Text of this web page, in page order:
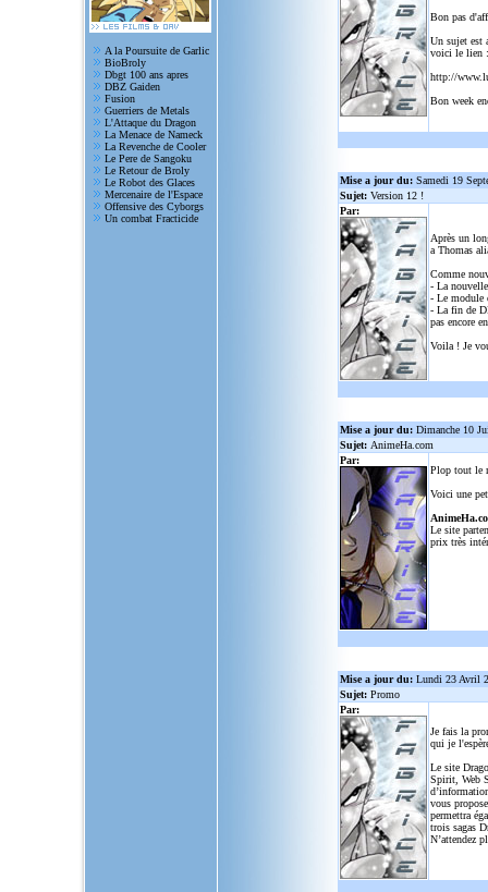
A la Poursuite de Garlic
BioBroly
Dbgt 100 ans apres
DBZ Gaiden
Fusion
Guerriers de Metals
L'Attaque du Dragon
La Menace de Nameck
La Revenche de Cooler
Le Pere de Sangoku
Le Retour de Broly
Le Robot des Glaces
Mercenaire de l'Espace
Offensive des Cyborgs
Un combat Fracticide
Bon pas
Un sujet est
voici le lien :
http://
Bon week
Mise a jour du: Samedi 19
Sujet: Version 12 !
Par:
Après un
a Thomas
Comme
- La
- Le module
- La fin de
pas encore
Voila ! Je
Mise a jour du: Dimanche 10
Sujet: AnimeHa.com
Par:
Plop tout le
Voici une
Le site
prix très
Mise a jour du: Lundi 23 Avril
Sujet: Promo
Par:
Je fais la
qui je
Le site
Spirit, Web
vous
permettra
trois sagas
N’attendez